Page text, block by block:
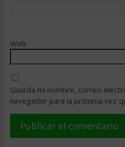
Web
Guarda mi nombre, correo
navegador para la próxima vez